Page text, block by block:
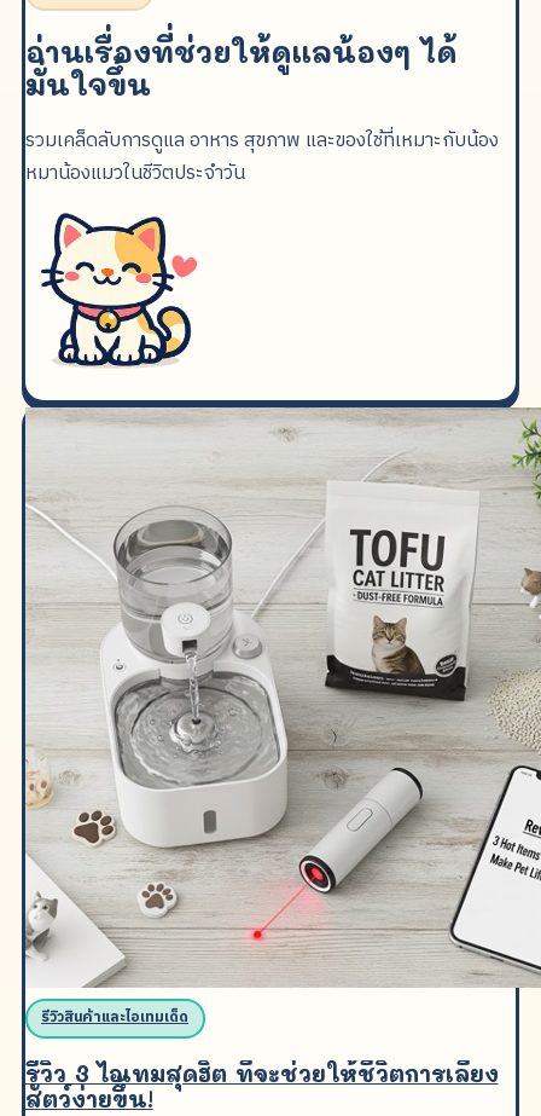
อ่านเรื่องที่ช่วยให้ดูแลน้องๆ ได้
มั่นใจขึ้น
รวมเคล็ดลับการดูแล อาหาร สุขภาพ และของใช้ที่เหมาะกับน้อง
หมาน้องแมวในชีวิตประจำวัน
รีวิวสินค้าและไอเทมเด็ด
รีวิว 3 ไอเทมสุดฮิต ที่จะช่วยให้ชีวิตการเลี้ยง
สัตว์ง่ายขึ้น!